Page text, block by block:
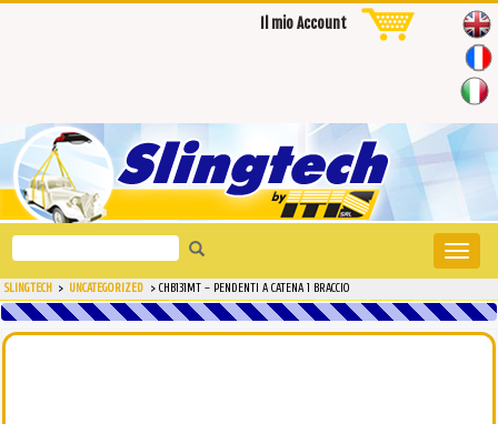
Il mio Account
Toggle
Search
for:
SLINGTECH > UNCATEGORIZED > CHB131MT – PENDENTI A CATENA 1 BRACCIO